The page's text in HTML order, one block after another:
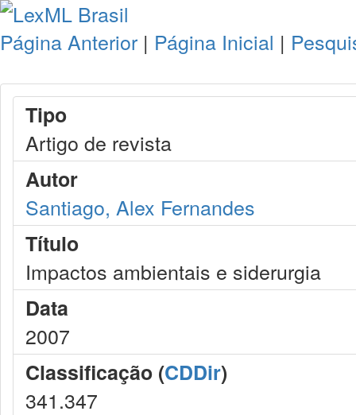
Página Anterior | Página Inicial |
Tipo
Artigo de revista
Autor
Santiago, Alex Fernandes
Título
Impactos ambientais e siderurgia
Data
2007
Classificação (CDDir)
341.347